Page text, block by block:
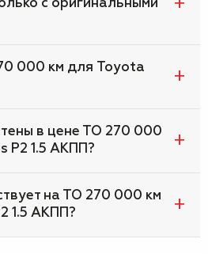
с оригинальными
000 км для Toyota
в цене ТО 270 000
P2 1.5 АКПП?
на ТО 270 000 км
1.5 АКПП?